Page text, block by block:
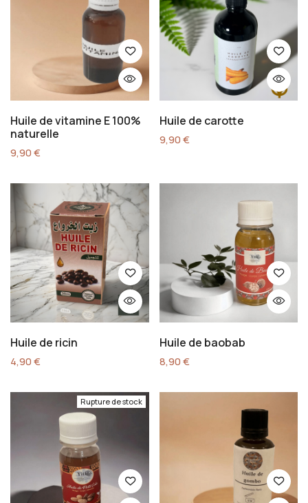
Huile de vitamine E 100%
naturelle
9,90€
Huile de carotte
9,90€
Huile de ricin
4,90€
Huile de baobab
8,90€
Rupture de stock